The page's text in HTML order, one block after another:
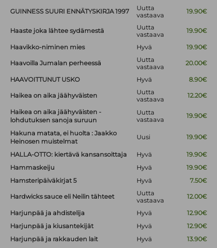
GUINNESS SUURI ENNÄTYSKIRJA 1997
Uutta
vastaava
19.90€
Haaste joka lähtee sydämestä
Uutta
vastaava
19.90€
Haavikko-niminen mies Hyvä 19.90€
Haavoilla Jumalan perheessä
Uutta
vastaava
20.00€
HAAVOITTUNUT USKO Hyvä 8.90€
Haikea on aika jäähyväisten
Uutta
vastaava
12.20€
Haikea on aika jäähyväisten -
lohdutuksen sanoja suruun
Uutta
vastaava
19.90€
Hakuna matata, ei huolta : Jaakko
Heinosen muistelmat
Uusi 19.90€
HALLA-OTTO: kiertävä kansansoittaja Hyvä
19.90€
Hammaskeiju
Hyvä
19.90€
Hamsteripäiväkirjat 5
Hyvä 7.50€
Hardwicks sauce eli Neilin tähteet
Uutta
vastaava
12.00€
Harjunpää ja ahdistelija Hyvä
12.90€
Harjunpää ja kiusantekijät
Hyvä
12.90€
Harjunpää ja rakkauden lait
Hyvä
13.90€